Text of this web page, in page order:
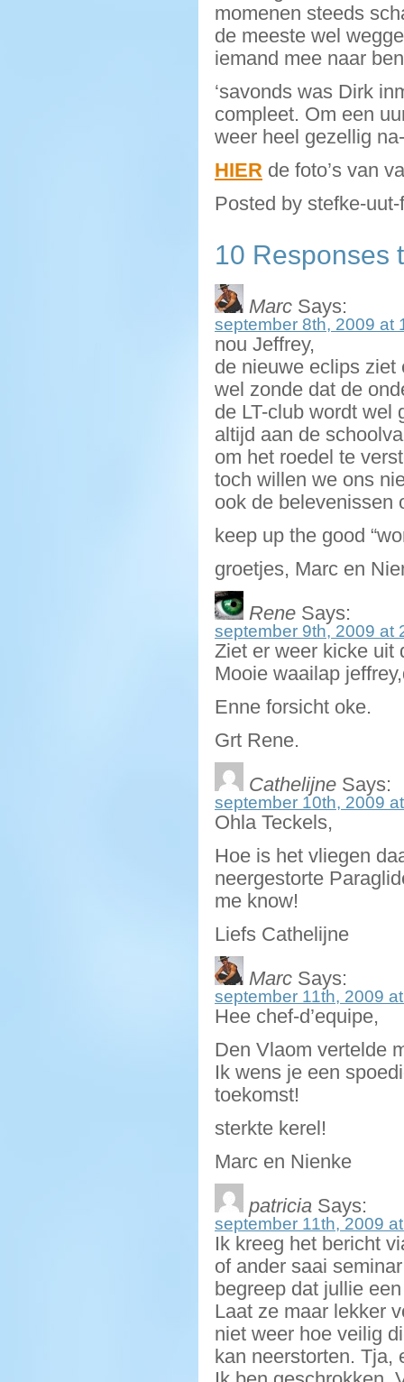
momenen steeds
de meeste wel
iemand mee naar
‘savonds was Dirk
compleet. Om een
weer heel gezellig
HIER de foto’s van
Posted by stefke-
10 Responses
Marc Says:
september 8th, 2009 at
nou Jeffrey,
de nieuwe eclips ziet
wel zonde dat de
de LT-club wordt wel
altijd aan de
om het roedel te
toch willen we ons
ook de belevenissen
keep up the good
groetjes, Marc en
Rene Says:
september 9th, 2009 at
Ziet er weer kicke uit
Mooie waailap
Enne forsicht oke.
Grt Rene.
Cathelijne Says:
september 10th, 2009
Ohla Teckels,
Hoe is het vliegen
neergestorte
me know!
Liefs Cathelijne
Marc Says:
september 11th, 2009
Hee chef-d’equipe,
Den Vlaom vertelde
Ik wens je een
toekomst!
sterkte kerel!
Marc en Nienke
patricia Says:
september 11th, 2009
Ik kreeg het bericht
of ander saai
begreep dat jullie
Laat ze maar lekker
niet weer hoe veilig
kan neerstorten. Tja,